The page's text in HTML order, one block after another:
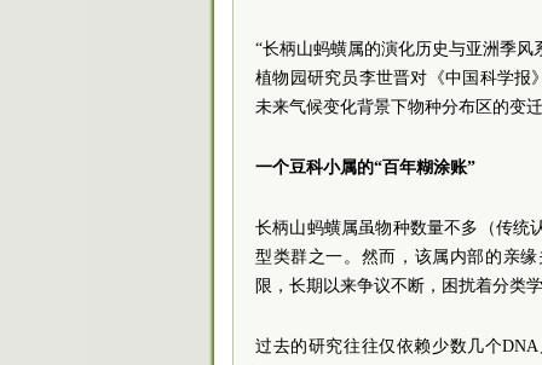
“长柄山蚂蟥属的演化历史与亚洲季
植物园研究员李世晋对《中国科学报
未来气候变化背景下物种分布区的变
一个豆科小属的“百年糊涂账”
长柄山蚂蟥属虽物种数量不多（传统
型类群之一。然而，该属内部的亲
限，长期以来争议不断，困扰着分类
过去的研究往往仅依赖少数几个